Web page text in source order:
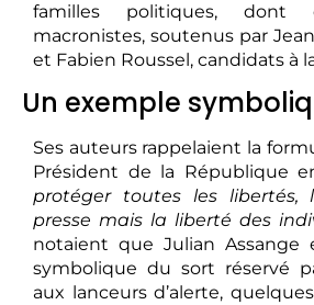
familles politiques, dont
macronistes, soutenus par
et Fabien Roussel, candidats à
Un exemple
Ses auteurs rappelaient la
Président de la République
protéger toutes les
presse mais la liberté des
notaient que Julian Assange
symbolique du sort réservé
aux lanceurs d’alerte,